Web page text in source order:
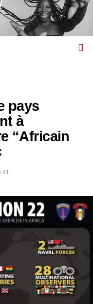
pays
à
“Africain